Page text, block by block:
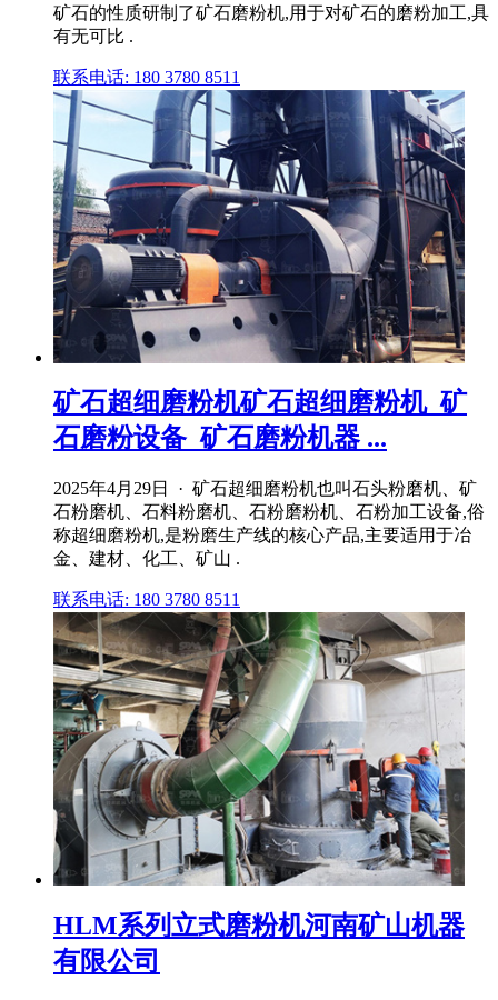
矿石的性质研制了矿石磨粉机,用于对矿石的磨粉加工,具
有无可比 .
联系电话: 180 3780 8511
矿石超细磨粉机矿石超细磨粉机_矿
石磨粉设备_矿石磨粉机器 ...
2025年4月29日 · 矿石超细磨粉机也叫石头粉磨机、矿
石粉磨机、石料粉磨机、石粉磨粉机、石粉加工设备,俗
称超细磨粉机,是粉磨生产线的核心产品,主要适用于冶
金、建材、化工、矿山 .
联系电话: 180 3780 8511
HLM系列立式磨粉机河南矿山机器
有限公司